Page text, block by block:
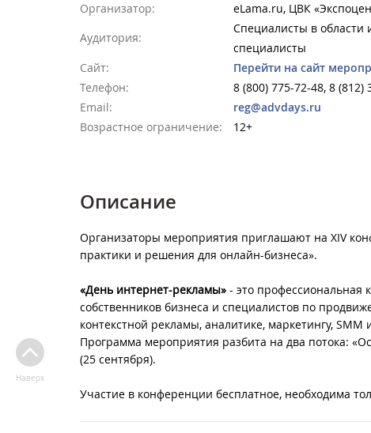
Организатор:
eLama.ru, ЦВК
Аудитория:
Специалисты в области
специалисты
Сайт:
Перейти на сайт
Телефон:
8 (800) 775-72-48, 8 (812)
Email:
reg@advdays.ru
Возрастное ограничение:
12+
Описание
Организаторы мероприятия приглашают на XIV
практики и решения для онлайн-бизнеса».
«День интернет-рекламы» - это профессиональная
собственников бизнеса и специалистов по
контекстной рекламы, аналитике, маркетингу,
Программа мероприятия разбита на два потока:
(25 сентября).
Участие в конференции бесплатное, необходима
Наверх